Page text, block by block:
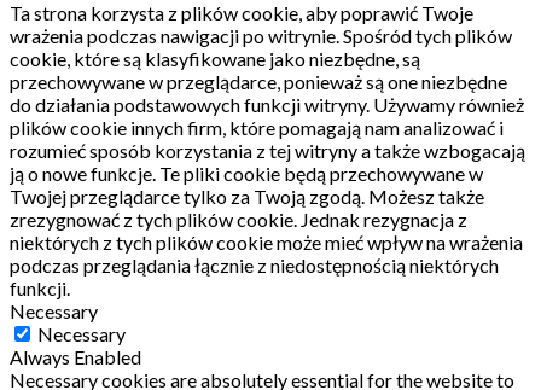
Ta strona korzysta z plików cookie, aby poprawić Twoje
wrażenia podczas nawigacji po witrynie.Spośród tych plików
cookie, które są klasyfikowane jako niezbędne, są
przechowywane w przeglądarce, ponieważ są one niezbędne
do działania podstawowych funkcji witryny. Używamy również
plików cookie innych firm, które pomagają nam analizować i
rozumieć sposób korzystania z tej witryny a także wzbogacają
ją o nowe funkcje. Te pliki cookie będą przechowywane w
Twojej przeglądarce tylko za Twoją zgodą. Możesz także
zrezygnować z tych plików cookie. Jednak rezygnacja z
niektórych z tych plików cookie może mieć wpływ na wrażenia
podczas przeglądania łącznie z niedostępnością niektórych
funkcji.
Necessary
Necessary
Always Enabled
Necessary cookies are absolutely essential for the website to